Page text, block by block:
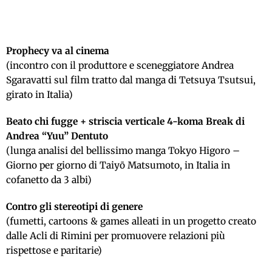
Prophecy va al cinema
(incontro con il produttore e sceneggiatore Andrea
Sgaravatti sul film tratto dal manga di Tetsuya Tsutsui,
girato in Italia)
Beato chi fugge + striscia verticale 4-koma Break di
Andrea “Yuu” Dentuto
(lunga analisi del bellissimo manga Tokyo Higoro –
Giorno per giorno di Taiyō Matsumoto, in Italia in
cofanetto da 3 albi)
Contro gli stereotipi di genere
(fumetti, cartoons & games alleati in un progetto creato
dalle Acli di Rimini per promuovere relazioni più
rispettose e paritarie)